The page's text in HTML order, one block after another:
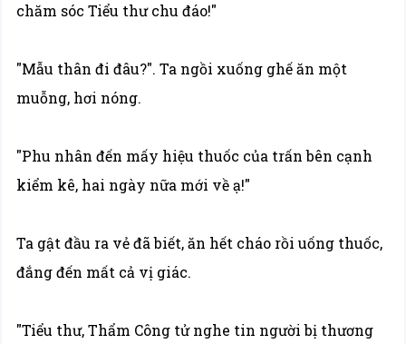
chăm sóc Tiểu thư chu đáo!"
"Mẫu thân đi đâu?". Ta ngồi xuống ghế ăn một
muỗng, hơi nóng.
"Phu nhân đến mấy hiệu thuốc của trấn bên cạnh
kiểm kê, hai ngày nữa mới về ạ!"
Ta gật đầu ra vẻ đã biết, ăn hết cháo rồi uống thuốc,
đắng đến mất cả vị giác.
"Tiểu thư, Thẩm Công tử nghe tin người bị thương